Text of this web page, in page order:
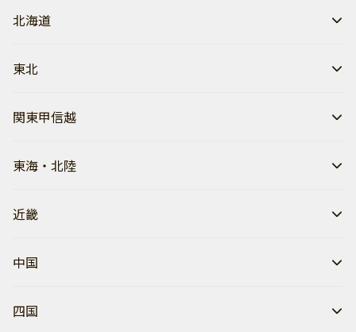
北海道
東北
関東甲信越
東海・北陸
近畿
中国
四国